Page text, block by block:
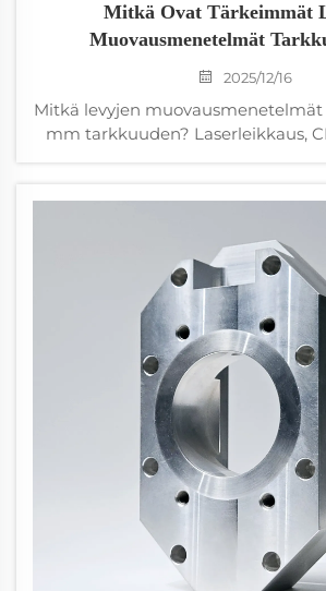
Mitkä Ovat Tärkeimmät
Muovausmenetelmät
2025/12/16
Mitkä levyjen muovausmenetelmät
mm tarkkuuden? Laserleikkaus,
alakohtaiset vertailuarvot. Lataa